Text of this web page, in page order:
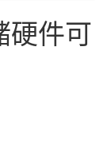
硬件可